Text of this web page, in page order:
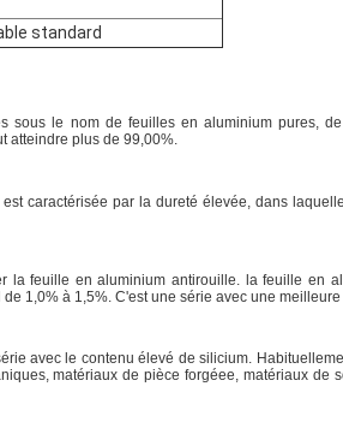
standard
sous le nom de feuilles en aluminium pures,
atteindre plus de 99,00%.
caractérisée par la dureté élevée, dans
la feuille en aluminium antirouille. la feuille en
1,0% à 1,5%. C'est une série avec une
avec le contenu élevé de silicium.
matériaux de pièce forgéee, matériaux de